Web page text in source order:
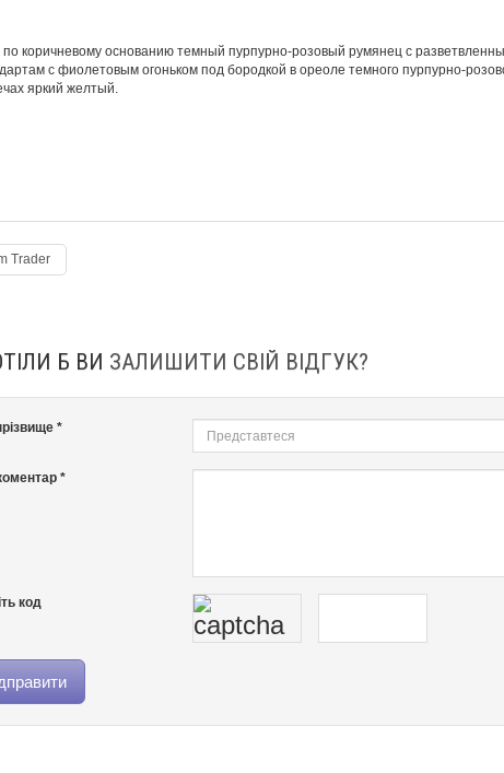
по коричневому основанию темный пурпурно-розовый румянецс
с фиолетовым огонькомпод бородкой в ореоле темного пурпурно-
яркий желтый.
Trader
Б ВИ ЗАЛИШИТИ СВІЙ ВІДГУК?
*
*
код